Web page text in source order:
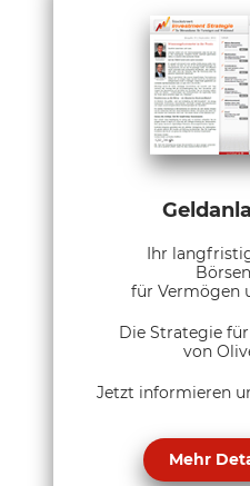
Ihr
für Vermögen
Die Strategie
von
Jetzt informieren
Mehr